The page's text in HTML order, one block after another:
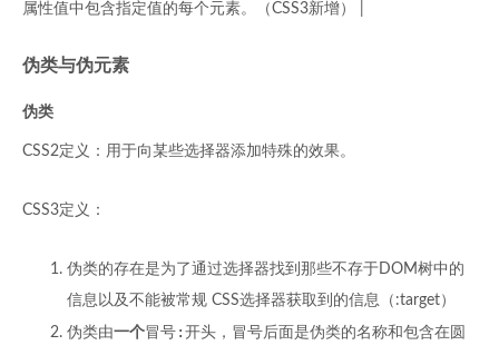
属性值中包含指定值的每个元素。（CSS3新增） |
伪类与伪元素
伪类
CSS2定义：用于向某些选择器添加特殊的效果。
CSS3定义：
伪类的存在是为了通过选择器找到那些不存于DOM树中的
信息以及不能被常规 CSS选择器获取到的信息（:target）
伪类由一个冒号 : 开头，冒号后面是伪类的名称和包含在圆